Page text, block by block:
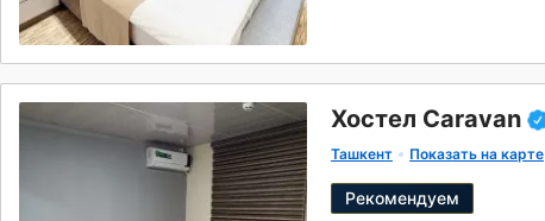
Хостел Caravan
Ташкент Показать на карте
Рекомендуем